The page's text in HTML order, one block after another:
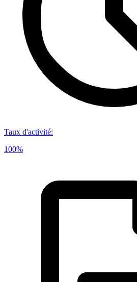
Taux d'activité:
100%